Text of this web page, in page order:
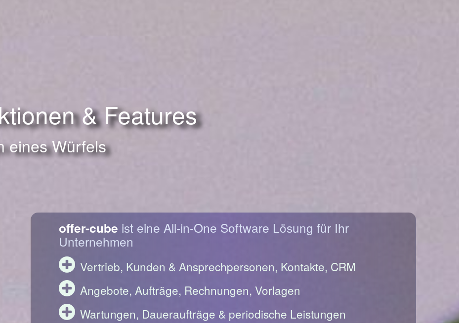
& Features
eines Würfels
offer-cube ist eine All-in-One Software Lösung für Ihr
Unternehmen
Vertrieb, Kunden & Ansprechpersonen, Kontakte, CRM
Angebote, Aufträge, Rechnungen, Vorlagen
Wartungen, Daueraufträge & periodische Leistungen